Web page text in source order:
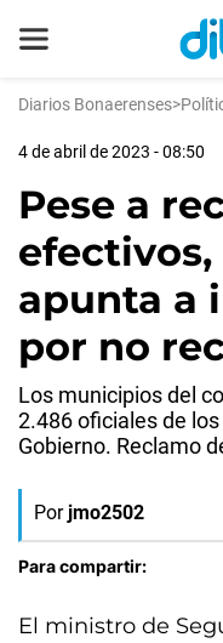
Diarios Bonaerenses>
4 de abril de 2023 - 08:50
Pese a
apunta a
por no
Los municipios del
2.486 oficiales de
Gobierno. Reclamo
Por jmo2502
Para compartir:
El ministro de